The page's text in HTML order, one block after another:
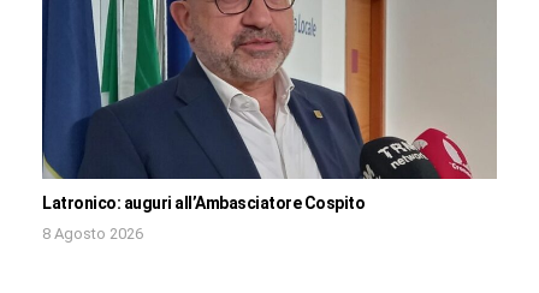
Latronico: auguri all’Ambasciatore Cospito
8 Agosto 2026